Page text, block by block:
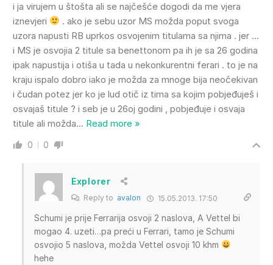
i ja virujem u štošta ali se najčešće dogodi da me vjera
iznevjeri
. ako je sebu uzor MS možda poput svoga
uzora napusti RB uprkos osvojenim titulama sa njima . jer …
i MS je osvojia 2 titule sa benettonom pa ih je sa 26 godina
ipak napustija i otiša u tada u nekonkurentni ferari . to je na
kraju ispalo dobro iako je možda za mnoge bija neočekivan
i čudan potez jer ko je lud otič iz tima sa kojim pobjeđuješ i
osvajaš titule ? i seb je u 26oj godini , pobjeđuje i osvaja
titule ali možda… Read more »
0 0
Explorer
Reply to avalon 15.05.2013. 17:50
Schumi je prije Ferrarija osvoji 2 naslova, A Vettel bi
mogao 4. uzeti…pa preći u Ferrari, tamo je Schumi
osvojio 5 naslova, možda Vettel osvoji 10 khm
hehe